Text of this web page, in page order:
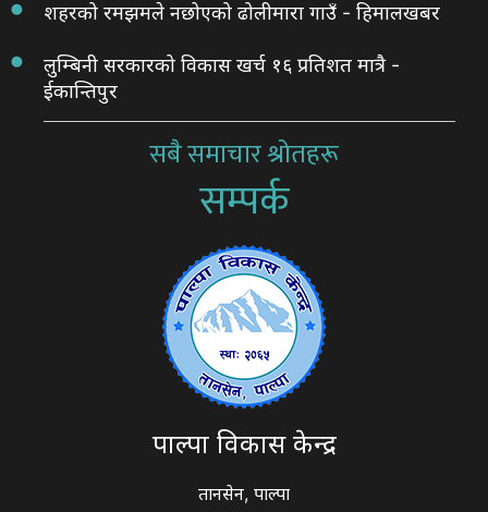
शहरको रमझमले नछोएको ढोलीमारा गाउँ - हिमालखबर
लुम्बिनी सरकारको विकास खर्च १६ प्रतिशत मात्रै -
ईकान्तिपुर
सबै समाचार श्रोतहरू
सम्पर्क
पाल्पा विकास केन्द्र
तानसेन, पाल्पा